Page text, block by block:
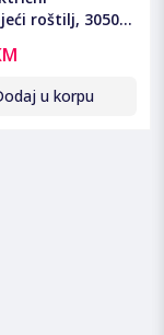
roštilj, 3050W
u korpu